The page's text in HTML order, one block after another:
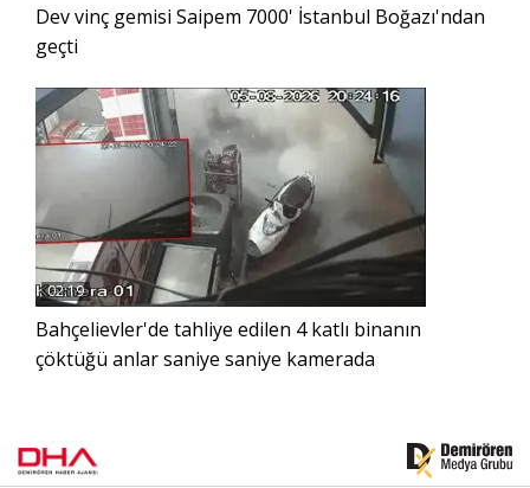
Dev vinç gemisi Saipem 7000' İstanbul Boğazı'ndan
geçti
02:19
Bahçelievler'de tahliye edilen 4 katlı binanın
çöktüğü anlar saniye saniye kamerada